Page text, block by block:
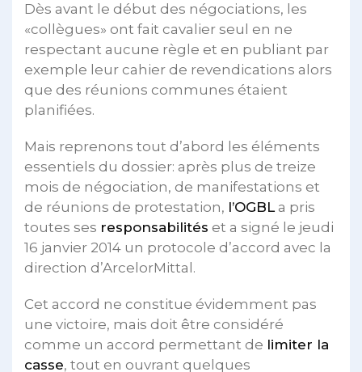
Dès avant le début des négociations, les
«collègues» ont fait cavalier seul en ne
respectant aucune règle et en publiant par
exemple leur cahier de revendications alors
que des réunions communes étaient
planifiées.
Mais reprenons tout d’abord les éléments
essentiels du dossier: après plus de treize
mois de négociation, de manifestations et
de réunions de protestation, l’OGBL a pris
toutes ses responsabilités et a signé le jeudi
16 janvier 2014 un protocole d’accord avec la
direction d’ArcelorMittal.
Cet accord ne constitue évidemment pas
une victoire, mais doit être considéré
comme un accord permettant de limiter la
casse, tout en ouvrant quelques